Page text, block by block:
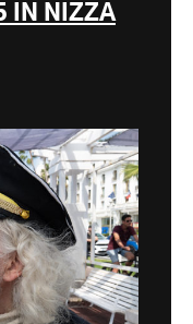
IN NIZZA